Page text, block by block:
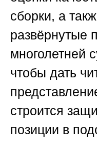
сборки, а
развёрнутые
многолетней
чтобы дать
строится
позиции в